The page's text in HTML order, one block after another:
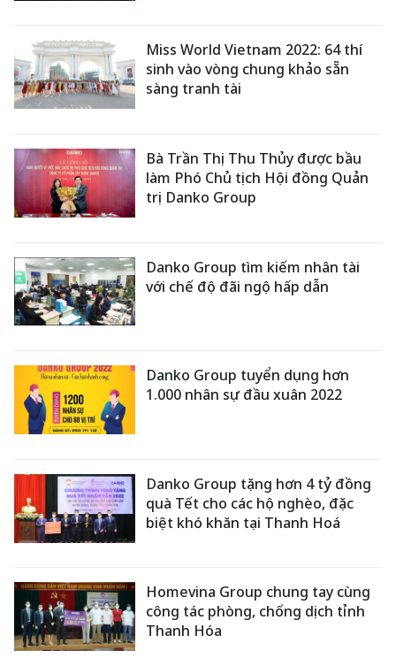
Miss World Vietnam 2022: 64 thí
sinh vào vòng chung khảo sẵn
sàng tranh tài
Bà Trần Thị Thu Thủy được bầu
làm Phó Chủ tịch Hội đồng Quản
trị Danko Group
Danko Group tìm kiếm nhân tài
với chế độ đãi ngộ hấp dẫn
Danko Group tuyển dụng hơn
1.000 nhân sự đầu xuân 2022
Danko Group tặng hơn 4 tỷ đồng
quà Tết cho các hộ nghèo, đặc
biệt khó khăn tại Thanh Hoá
Homevina Group chung tay cùng
công tác phòng, chống dịch tỉnh
Thanh Hóa